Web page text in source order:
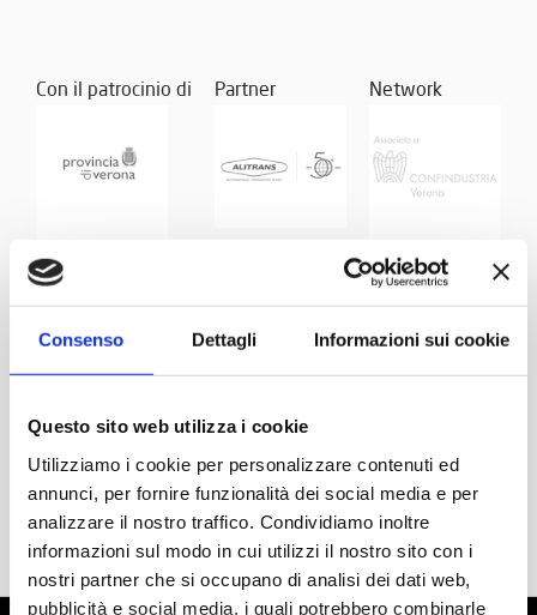
Consenso Dettagli Informazioni sui cookie
Questo sito web utilizza i cookie
Utilizziamo i cookie per personalizzare contenuti ed
annunci, per fornire funzionalità dei social media e per
analizzare il nostro traffico. Condividiamo inoltre
informazioni sul modo in cui utilizzi il nostro sito con i
nostri partner che si occupano di analisi dei dati web,
pubblicità e social media, i quali potrebbero combinarle
Con il patrocinio di Partner Network